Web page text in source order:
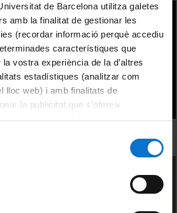
de Barcelona utilitza galetes
amb la finalitat de gestionar les
(recordar informació perquè accediu
característiques que
vostra experiència de la d’altres
estadístiques (analitzar com
lloc web) i amb finalitats de
la publicitat que s’ofereix
dels vostres hàbits de navegació).
de galetes del lloc web de la
género en la Sociedad del Siglo XXI